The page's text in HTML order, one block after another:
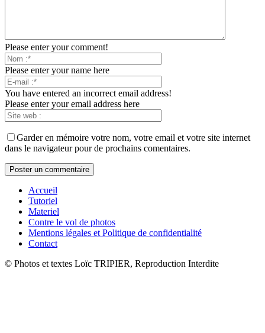
Please enter your comment!
Please enter your name here
You have entered an incorrect email address!
Please enter your email address here
Garder en mémoire votre nom, votre email et votre site internet
dans le navigateur pour de prochains comentaires.
Accueil
Tutoriel
Materiel
Contre le vol de photos
Mentions légales et Politique de confidentialité
Contact
© Photos et textes Loïc TRIPIER, Reproduction Interdite